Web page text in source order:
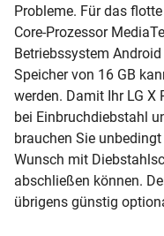
Probleme. Für das
Core-Prozessor
Betriebssystem
Speicher von 16 GB
werden. Damit Ihr LG X
bei Einbruchdiebstahl
brauchen Sie
Wunsch mit
abschließen können.
übrigens günstig